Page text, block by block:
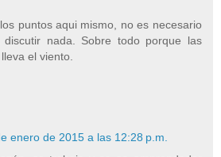
puntos aqui mismo, no es necesario
discutir nada. Sobre todo porque las
el viento.
enero de 2015 a las 12:28 p.m.